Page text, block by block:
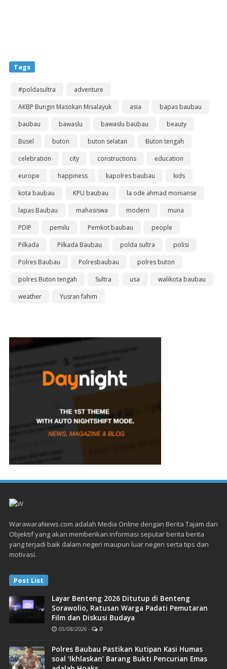
Tags
#poldasultra
adventure
AKBP Bungin Masokan Misalayuk
asia
bapas baubau
baubau
bawaslu bawaslu baubau
beauty
Busel
buton buton selatan
Buton tengah
celebration
city constructions
education
europe
happiness kapolres baubau
kids
kota baubau
KPU baubau
la ode ahmad monianse
lapas Baubau
mahasiswa modern
muna
PDIP
pemilu Pemkot baubau
people
Pilkada
Pilkada Baubau polda sultra
polisi
Polres Baubau
Polresbaubau
polres buton
polres Buton tengah
Sultra usa
walikota baubau
weather
Yusran fahim
WarawaraNews.com adalah Media Online dengan Berita Tajam dan
Objektif yang akan memberikan informasi seputar berita berita
yang terjadi baik dalam negeri maupun luar negeri serta tips dan
motivasi.
Post List
Layar Benteng 2026 Ditutup di Benteng
Sorawolio, Ratusan Warga Padati Pemutaran
Film dan Diskusi Budaya
05/08/2026 - 0
Polres Baubau Pastikan Kutipan Kasi Humas
soal ‘Ikhlaskan’ Barang Bukti Pencurian Emas